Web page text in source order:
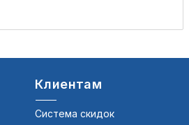
Клиентам
Система скидок